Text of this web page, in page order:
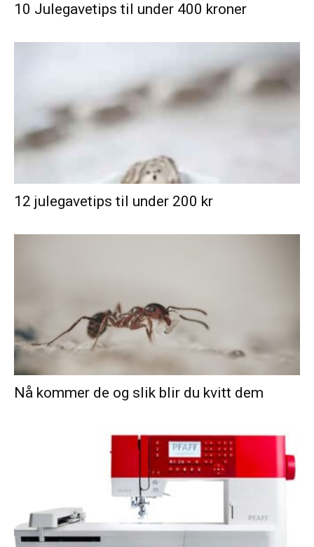
10 Julegavetips til under 400 kroner
12 julegavetips til under 200 kr
Nå kommer de og slik blir du kvitt dem